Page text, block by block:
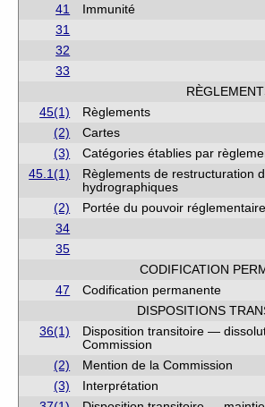
41
Immunité
31
32
33
45(1)
Règlements
(2)
Cartes
(3)
Catégories établies par
45.1(1)
Règlements de restructuration
hydrographiques
(2)
Portée du pouvoir réglementaire
34
35
CODIFICATION
47
Codification permanente
DISPOSITIONS
36(1)
Disposition transitoire —
Commission
(2)
Mention de la Commission
(3)
Interprétation